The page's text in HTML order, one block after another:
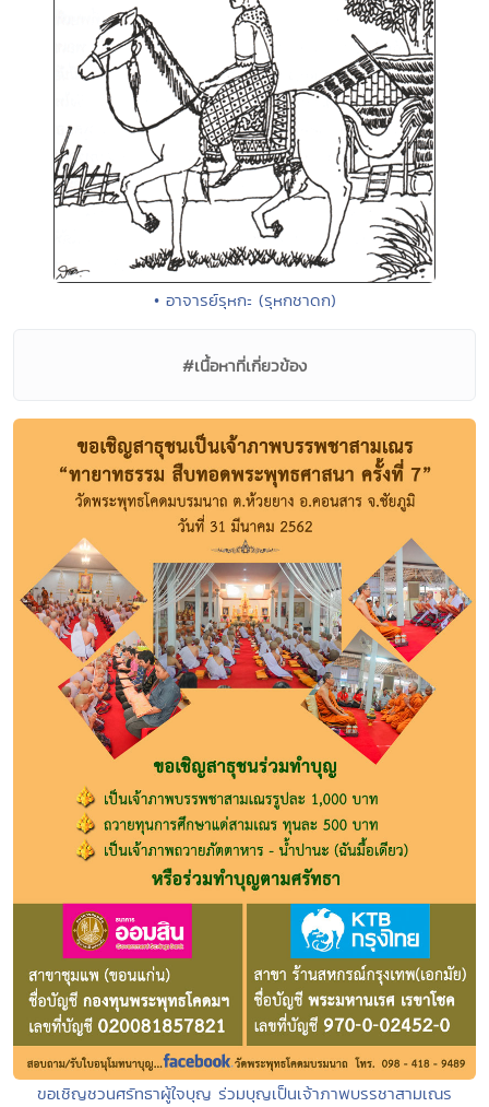
• อาจารย์รุหกะ (รุหกชาดก)
#เนื้อหาที่เกี่ยวข้อง
ขอเชิญชวนศรัทธาผู้ใจบุญ ร่วมบุญเป็นเจ้าภาพบรรชาสามเณร